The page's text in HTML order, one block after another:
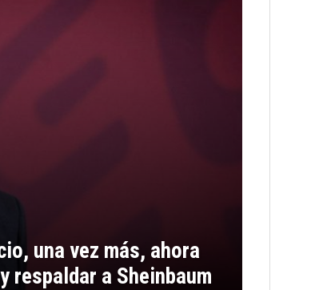
una vez más, ahora
respaldar a Sheinbaum